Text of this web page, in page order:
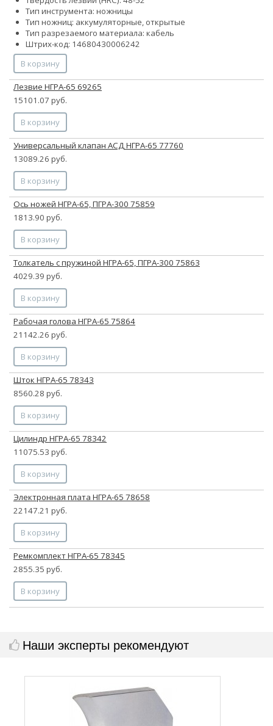
Тип инструмента: ножницы
Тип ножниц: аккумуляторные, открытые
Тип разрезаемого материала: кабель
Штрих-код: 14680430006242
В корзину
Лезвие НГРА-65 69265
15101.07 руб.
В корзину
Универсальный клапан АСД НГРА-65 77760
13089.26 руб.
В корзину
Ось ножей НГРА-65, ПГРА-300 75859
1813.90 руб.
В корзину
Толкатель с пружиной НГРА-65, ПГРА-300 75863
4029.39 руб.
В корзину
Рабочая голова НГРА-65 75864
21142.26 руб.
В корзину
Шток НГРА-65 78343
8560.28 руб.
В корзину
Цилиндр НГРА-65 78342
11075.53 руб.
В корзину
Электронная плата НГРА-65 78658
22147.21 руб.
В корзину
Ремкомплект НГРА-65 78345
2855.35 руб.
В корзину
Наши эксперты рекомендуют